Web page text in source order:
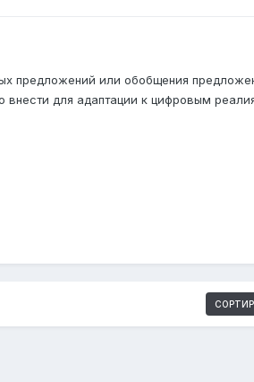
предложений или обобщения
внести для адаптации к цифровым